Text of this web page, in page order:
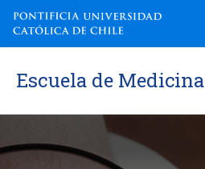
Escuela de Medicina